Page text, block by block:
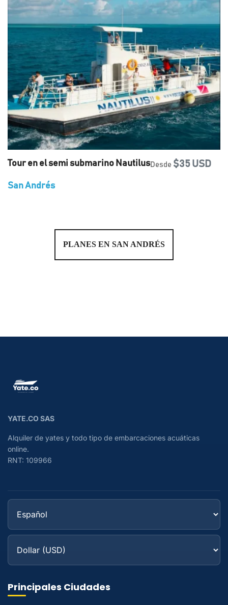
Tour en el semi submarino NautilusDesde $35 USD
San Andrés
PLANES EN SAN ANDRÉS
YATE.CO SAS
Alquiler de yates y todo tipo de embarcaciones acuáticas
online.
RNT: 109966
Principales Ciudades